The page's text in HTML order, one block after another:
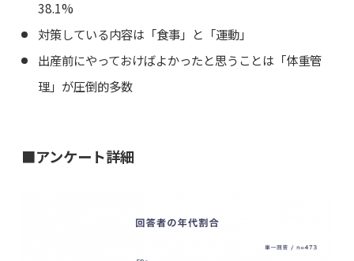
38.1%
対策している内容は「食事」と「運動」
出産前にやっておけばよかったと思うことは「体重管
理」が圧倒的多数
■アンケート詳細